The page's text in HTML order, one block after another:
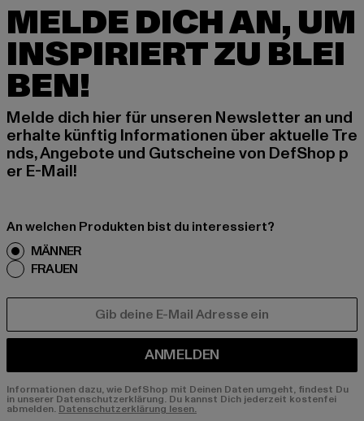
MELDE DICH AN, UM
INSPIRIERT ZU BLEI
BEN!
Melde dich hier für unseren Newsletter an und
erhalte künftig Informationen über aktuelle Tre
nds, Angebote und Gutscheine von DefShop p
er E-Mail!
An welchen Produkten bist du interessiert?
MÄNNER
FRAUEN
ANMELDEN
Informationen dazu, wie DefShop mit Deinen Daten umgeht, findest Du
in unserer Datenschutzerklärung. Du kannst Dich jederzeit kostenfei
abmelden. Datenschutzerklärung lesen.